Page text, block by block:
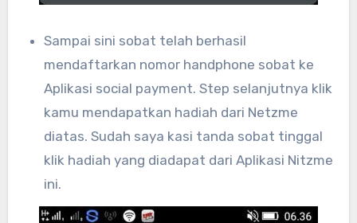
Sampai sini sobat telah berhasil
mendaftarkan nomor handphone sobat ke
Aplikasi social payment. Step selanjutnya klik
kamu mendapatkan hadiah dari Netzme
diatas. Sudah saya kasi tanda sobat tinggal
klik hadiah yang diadapat dari Aplikasi Nitzme
ini.